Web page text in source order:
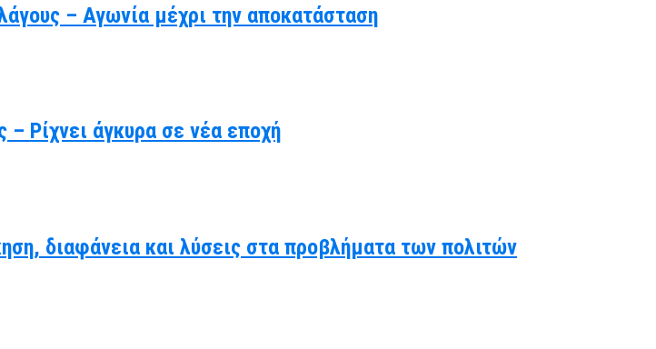
– Αγωνία μέχρι την αποκατάσταση
– Ρίχνει άγκυρα σε νέα εποχή
διαφάνεια και λύσεις στα προβλήματα των πολιτών